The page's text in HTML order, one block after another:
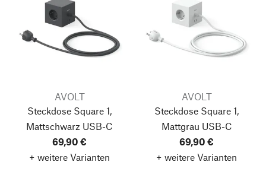
AVOLT
Steckdose Square 1,
Mattschwarz USB-C
69,90 €
+ weitere Varianten
AVOLT
Steckdose Square 1,
Mattgrau USB-C
69,90 €
+ weitere Varianten